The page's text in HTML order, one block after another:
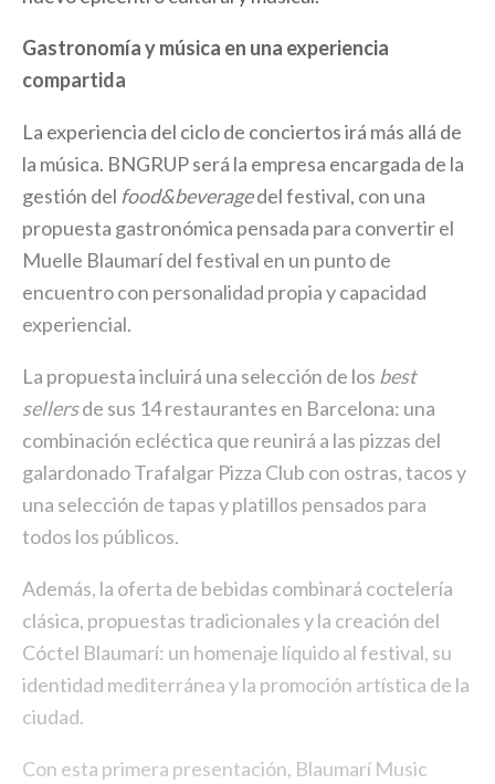
Gastronomía y música en una experiencia
compartida
La experiencia del ciclo de conciertos irá más allá de
la música. BNGRUP será la empresa encargada de la
gestión del food&beveragedel festival, con una
propuesta gastronómica pensada para convertir el
Muelle Blaumarí del festival en un punto de
encuentro con personalidad propia y capacidad
experiencial.
La propuesta incluirá una selección de los best
sellersde sus 14 restaurantes en Barcelona: una
combinación ecléctica que reunirá a las pizzas del
galardonado Trafalgar Pizza Club con ostras, tacos y
una selección de tapas y platillos pensados ​​para
todos los públicos.
Además, la oferta de bebidas combinará coctelería
clásica, propuestas tradicionales y la creación del
Cóctel Blaumarí: un homenaje líquido al festival, su
identidad mediterránea y la promoción artística de la
ciudad.
Con esta primera presentación, Blaumarí Music